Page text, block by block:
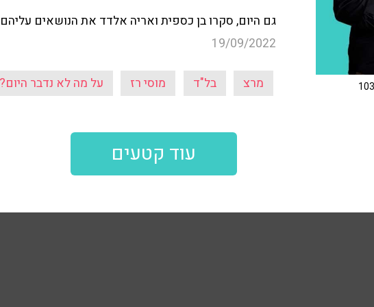
גם היום, סקרו בן כספית ואריה אלדד את הנושאים
19/09/2022
מרצ בל"ד מוסי רז על מה לא נדבר
עוד קטעים